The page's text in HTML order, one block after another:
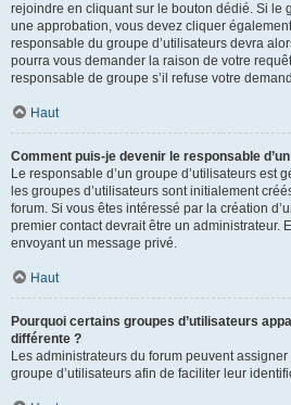
rejoindre en cliquant sur le bouton dédié. Si le
une approbation, vous devez cliquer
responsable du groupe d’utilisateurs devra
pourra vous demander la raison de votre
responsable de groupe s’il refuse votre
Haut
Comment puis-je devenir le responsable
Le responsable d’un groupe d’utilisateurs est
les groupes d’utilisateurs sont initialement
forum. Si vous êtes intéressé par la création
premier contact devrait être un administrateur.
envoyant un message privé.
Haut
Pourquoi certains groupes d’utilisateurs
différente ?
Les administrateurs du forum peuvent
groupe d’utilisateurs afin de faciliter leur